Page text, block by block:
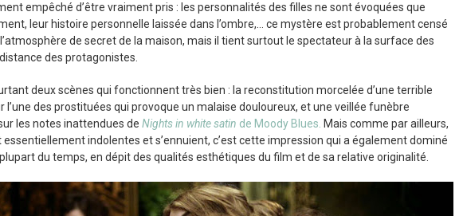
empêché d’être vraiment pris : les personnalités des filles ne sont évoquées que
leur histoire personnelle laissée dans l’ombre,… ce mystère est probablement censé
de secret de la maison, mais il tient surtout le spectateur à la surface des
des protagonistes.
deux scènes qui fonctionnent très bien : la reconstitution morcelée d’une terrible
l’une des prostituées qui provoque un malaise douloureux, et une veillée funèbre
les notes inattendues de Nights in white satin de Moody Blues. Mais comme par ailleurs,
essentiellement indolentes et s’ennuient, c’est cette impression qui a également dominé
du temps, en dépit des qualités esthétiques du film et de sa relative originalité.